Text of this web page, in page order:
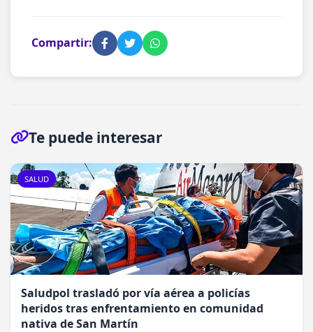
Compartir:
Te puede interesar
SALUD
Saludpol trasladó por vía aérea a policías
heridos tras enfrentamiento en comunidad
nativa de San Martín